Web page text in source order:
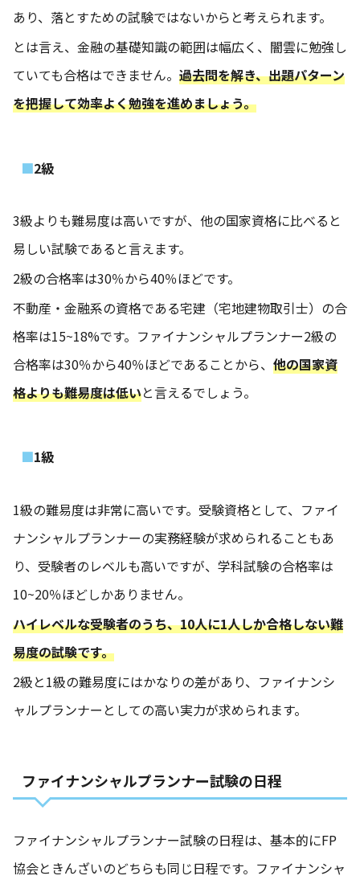
あり、落とすための試験ではないからと考えられます。
とは言え、金融の基礎知識の範囲は幅広く、闇雲に勉強し
ていても合格はできません。 過去問を解き、出題パターン
を把握して効率よく勉強を進めましょう。
2級
3級よりも難易度は高いですが、他の国家資格に比べると
易しい試験であると言えます。
2級の合格率は30％から40％ほどです。
不動産・金融系の資格である宅建（宅地建物取引士）の合
格率は15~18%です。ファイナンシャルプランナー2級の
合格率は30％から40％ほどであることから、 他の国家資
格よりも難易度は低いと言えるでしょう。
1級
1級の難易度は非常に高いです。受験資格として、ファイ
ナンシャルプランナーの実務経験が求められることもあ
り、受験者のレベルも高いですが、学科試験の合格率は
10~20％ほどしかありません。
ハイレベルな受験者のうち、10人に1人しか合格しない難
易度の試験です。
2級と1級の難易度にはかなりの差があり、ファイナンシ
ャルプランナーとしての高い実力が求められます。
ファイナンシャルプランナー試験の日程
ファイナンシャルプランナー試験の日程は、基本的にFP
協会ときんざいのどちらも同じ日程です。ファイナンシャ